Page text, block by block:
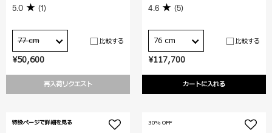
¥50,600
再入荷リクエスト
5.0 (1)
77 cm 比較する
¥117,700
カートに入れる
4.6 (5)
76 cm 比較する
特設ページで詳細を見る 30% OFF